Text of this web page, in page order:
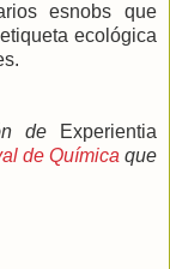
esnobs que
ecológica
de
Experientia
de Químicaque